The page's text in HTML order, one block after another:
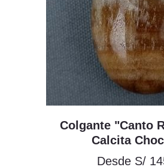
Colgante "Canto
Calcita
Desde S/